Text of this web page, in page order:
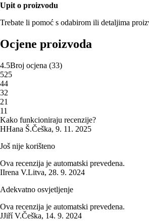
Upit o proizvodu
Trebate li pomoć s odabirom ili detaljima
Ocjene proizvoda
4.5Broj ocjena (33)
525
44
32
21
11
Kako funkcioniraju recenzije?
HHana Š.Češka, 9. 11. 2025
Još nije korišteno
Ova recenzija je automatski prevedena.
IIrena V.Litva, 28. 9. 2024
Adekvatno osvjetljenje
Ova recenzija je automatski prevedena.
JJiří V.Češka, 14. 9. 2024